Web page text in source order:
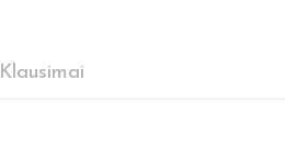
Klausimai